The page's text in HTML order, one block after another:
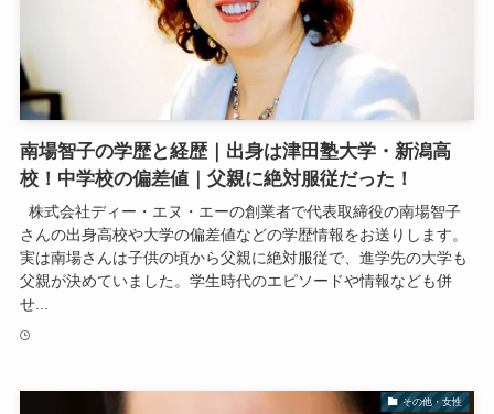
南場智子の学歴と経歴｜出身は津田塾大学・新潟高
校！中学校の偏差値｜父親に絶対服従だった！
株式会社ディー・エヌ・エーの創業者で代表取締役の南場智子
さんの出身高校や大学の偏差値などの学歴情報をお送りします。
実は南場さんは子供の頃から父親に絶対服従で、進学先の大学も
父親が決めていました。学生時代のエピソードや情報なども併
せ...
その他・女性